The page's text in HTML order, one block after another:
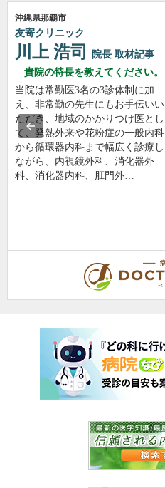
沖縄県那覇市
友寄クリニック
川上 浩司 院長 取材記事
貴院の特長を教えてください。
当院は常勤医3名の3診体制に加
え、非常勤の先生にもお手伝いい
ただき、地域のかかりつけ医とし
て、発熱外来や花粉症の一般内科
から循環器内科まで幅広く診療し
ながら、内視鏡外科、消化器外
科、消化器内科、肛門外…